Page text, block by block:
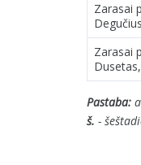
Zarasai
Degučius
Zarasai
Pastaba:
š. -